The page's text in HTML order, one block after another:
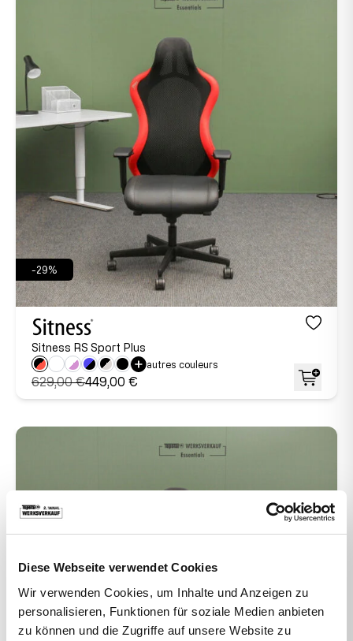
Diese Webseite verwendet Cookies
Wir verwenden Cookies, um Inhalte und Anzeigen zu
personalisieren, Funktionen für soziale Medien anbieten
zu können und die Zugriffe auf unsere Website zu
-29%
Sitness RS Sport Plus
autres couleurs
629,00 €449,00 €